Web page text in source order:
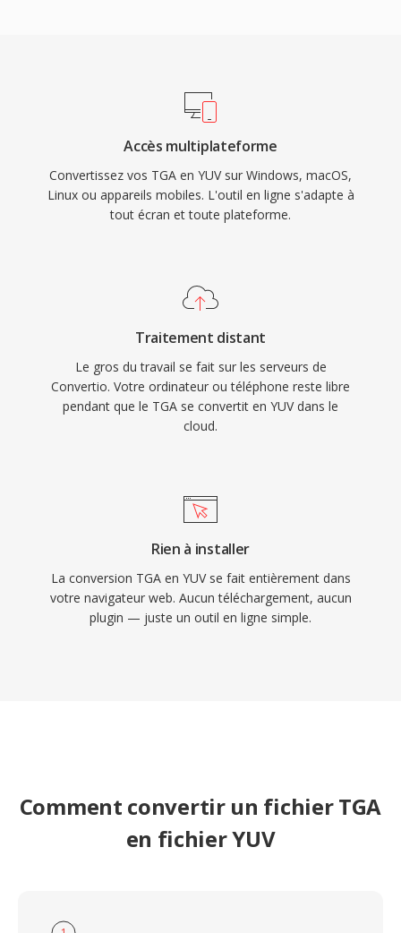
Accès multiplateforme
Convertissez vos TGA en YUV sur Windows, macOS,
Linux ou appareils mobiles. L'outil en ligne s'adapte à
tout écran et toute plateforme.
Traitement distant
Le gros du travail se fait sur les serveurs de
Convertio. Votre ordinateur ou téléphone reste libre
pendant que le TGA se convertit en YUV dans le
cloud.
Rien à installer
La conversion TGA en YUV se fait entièrement dans
votre navigateur web. Aucun téléchargement, aucun
plugin — juste un outil en ligne simple.
Comment convertir un fichier TGA
en fichier YUV